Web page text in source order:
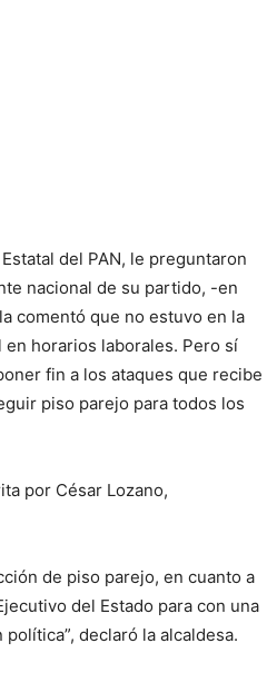
del PAN, le preguntaron
nacional de su partido, -en
comentó que no estuvo en la
horarios laborales. Pero sí
fin a los ataques que recibe
piso parejo para todos los
por César Lozano,
de piso parejo, en cuanto a
del Estado para con una
declaró la alcaldesa.